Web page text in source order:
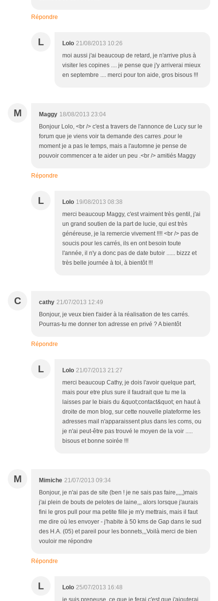
Répondre
L Lolo 21/08/2013 10:26
moi aussi j'ai beaucoup de retard, je n'arrive plus à
visiter les copines .... je pense que j'y arriverai mieux
en septembre .... merci pour ton aide, gros bisous !!!
M Maggy 18/08/2013 23:04
Bonjour Lolo, <br /> c'est a travers de l'annonce de Lucy sur le
forum que je viens voir ta demande des carres ,pour le
moment je a pas le temps, mais a l'automne je pense de
pouvoir commencer a te aider un peu .<br /> amitiés Maggy
Répondre
L Lolo 19/08/2013 08:38
merci beaucoup Maggy, c'est vraiment très gentil, j'ai
un grand soutien de la part de lucie, qui est très
généreuse, je la remercie vivement !!!! <br /> pas de
soucis pour les carrés, ils en ont besoin toute
l'année, il n'y a donc pas de date butoir ...... bizzz et
très belle journée à toi, à bientôt !!!
C cathy 21/07/2013 12:49
Bonjour, je veux bien t'aider à la réalisation de tes carrés.
Pourras-tu me donner ton adresse en privé ? A bientôt
Répondre
L Lolo 21/07/2013 21:27
merci beaucoup Cathy, je dois l'avoir quelque part,
mais pour etre plus sure il faudrait que tu me la
laisses par le biais du &quot;contact&quot; en haut à
droite de mon blog, sur cette nouvelle plateforme les
adresses mail n'apparaissent plus dans les coms, ou
je n'ai peut-être pas trouvé le moyen de la voir .....
bisous et bonne soirée !!!
M Mimiche 21/07/2013 09:34
Bonjour, je n'ai pas de site (ben ! je ne sais pas faire,,,,,)mais
j'ai plein de bouts de pelotes de laine,,, alors lorsque j'aurais
fini le gros pull pour ma petite fille je m'y mettrais, mais il faut
me dire où les envoyer - j'habite à 50 kms de Gap dans le sud
des H.A. (05) et pareil pour les bonnets,,,Voilà merci de bien
vouloir me répondre
Répondre
L Lolo 25/07/2013 16:48
je suis preneuse, ce que je ferai c'est que j'ajouterai